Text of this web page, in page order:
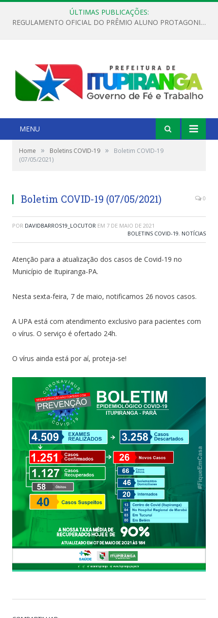
ÚLTIMAS PUBLICAÇÕES:
REGULAMENTO OFICIAL DO PRÊMIO ALUNO PROTAGONISTA – EDIÇÃO 2026
MENU
Home » Boletins COVID-19 »
Boletim COVID-19
(07/05/2021)
Boletim COVID-19 (07/05/2021) 0
POR DAVIDBARROS19_LOCUTOR EM 7 DE MAIO DE 2021
BOLETINS COVID-19, NOTÍCIAS
Atenção para a atualização dos casos de Covid-19 no
Município de Itupiranga-PA.
Nesta sexta-feira, 7 de maio, notificamos 26 novos casos.
A UPA está com atendimento exclusivo para pacientes com
o vírus. O serviço é ofertado 24h.
O vírus ainda está por aí, proteja-se!